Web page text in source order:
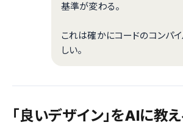
基準が変わる。
これは確かにコードのコンパ
しい。
「良いデザイン」をAIに教